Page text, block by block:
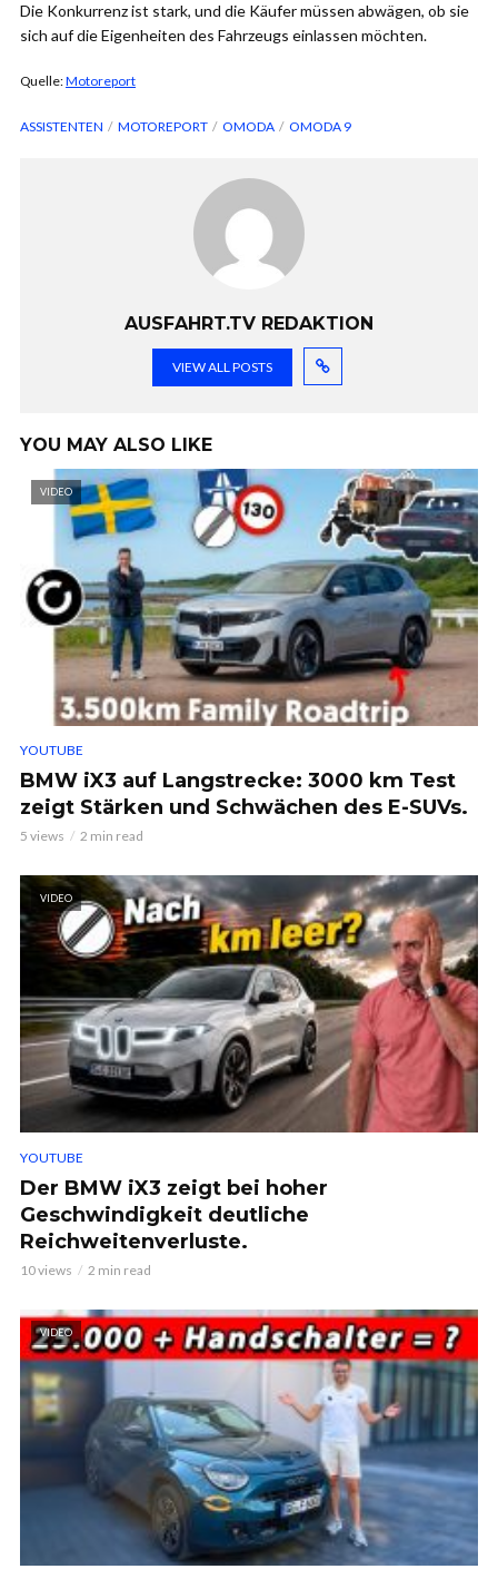
Die Konkurrenz ist stark, und die Käufer müssen abwägen, ob sie
sich auf die Eigenheiten des Fahrzeugs einlassen möchten.
Quelle:Motoreport
ASSISTENTEN MOTOREPORT OMODA OMODA 9
AUSFAHRT.TV REDAKTION
VIEW ALL POSTS
YOU MAY ALSO LIKE
VIDEO
YOUTUBE
BMW iX3 auf Langstrecke: 3000 km Test
zeigt Stärken und Schwächen des E-SUVs.
5 views 2 min read
VIDEO
YOUTUBE
Der BMW iX3 zeigt bei hoher
Geschwindigkeit deutliche
Reichweitenverluste.
10 views 2 min read
VIDEO